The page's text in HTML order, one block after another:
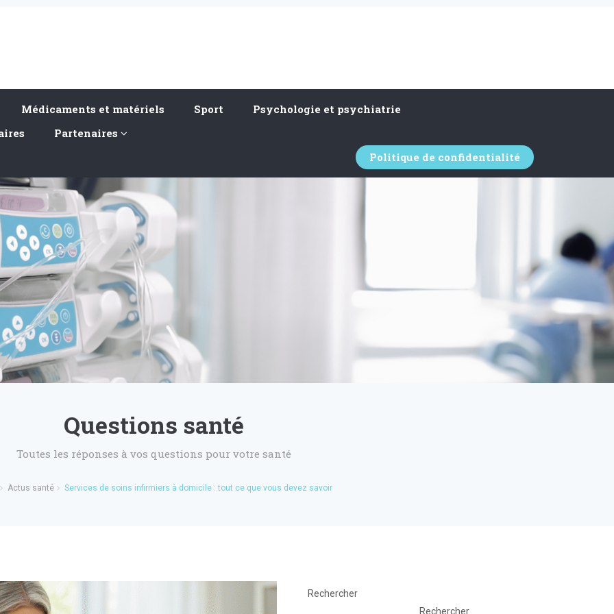
Médicaments et matériels Sport
Psychologie et psychiatrie
Partenaires
Politique de confidentialité
Questions santé
Toutes les réponses à vos questions pour votre santé
Actus santé Services de soins infirmiers à domicile : tout ce que vous devez savoir
Rechercher
Rechercher